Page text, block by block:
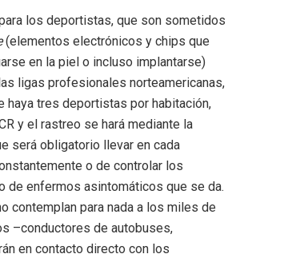
los deportistas, que son sometidos
(elementos electrónicos y chips que
en la piel o incluso implantarse)
ligas profesionales norteamericanas,
tres deportistas por habitación,
y el rastreo se hará mediante la
será obligatorio llevar en cada
o de controlar los
de enfermos asintomáticos que se da.
contemplan para nada a los miles de
–conductores de autobuses,
en contacto directo con los